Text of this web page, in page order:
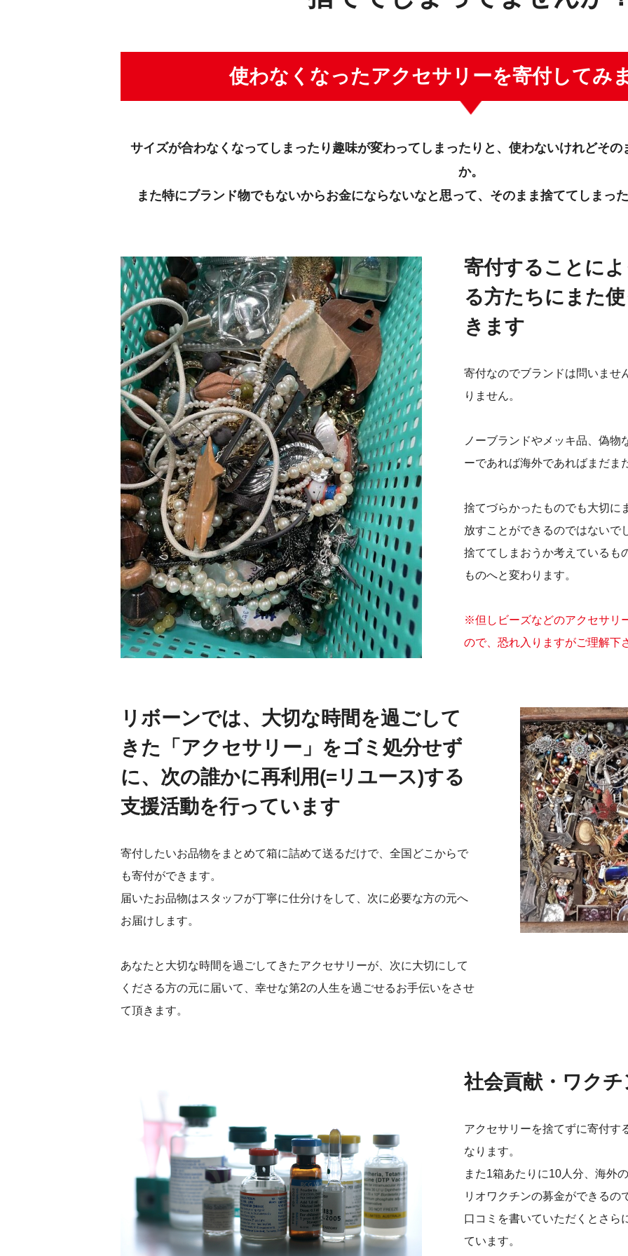
使わなくなったアクセサリーを寄付してみ
サイズが合わなくなってしまったり趣味が変わってしまったりと、使わないけれどそ
か。
また特にブランド物でもないからお金にならないなと思って、そのまま捨ててしまっ
寄付することに
る方たちにまた
きます
寄付なのでブランドは問いませ
りません。
ノーブランドやメッキ品、偽
ーであれば海外であればまだま
捨てづらかったものでも大切に
放すことができるのではないで
捨ててしまおうか考えているも
ものへと変わります。
※但しビーズなどのアクセサリ
ので、恐れ入りますがご理解下
リボーンでは、大切な時間を過ごして
きた「アクセサリー」をゴミ処分せず
に、次の誰かに再利用(=リユース)する
支援活動を行っています
寄付したいお品物をまとめて箱に詰めて送るだけで、全国どこからで
も寄付ができます。
届いたお品物はスタッフが丁寧に仕分けをして、次に必要な方の元へ
お届けします。
あなたと大切な時間を過ごしてきたアクセサリーが、次に大切にして
くださる方の元に届いて、幸せな第2の人生を過ごせるお手伝いをさせ
て頂きます。
社会貢献・ワク
アクセサリーを捨てずに寄付す
なります。
また1箱あたりに10人分、海外
リオワクチンの募金ができるの
口コミを書いていただくとさら
ています。